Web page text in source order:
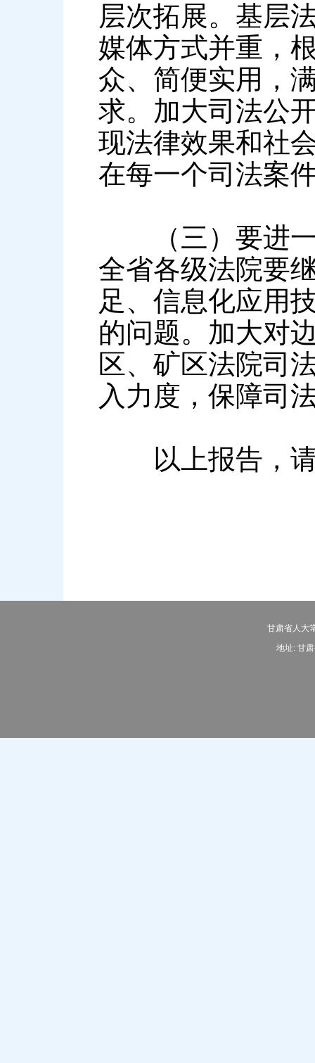
层次拓展。基层
媒体方式并重，
众、简便实用，
求。加大司法公
现法律效果和社
在每一个司法案
（三）要进一
全省各级法院要
足、信息化应用
的问题。加大对
区、矿区法院司
入力度，保障司
以上报告，请
甘肃省人大
地址: 甘